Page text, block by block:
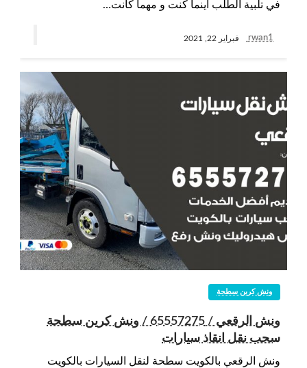
في تلبية الطلب أينما كنت و مهما كانت…
rwan1 فبراير 22, 2021
ونش كرين سطحة
ونش الرقعي / 65557275 / ونش كرين سطحة
سحب نقل انقاذ سيارات
ونش الرقعي بالكويت سطحة لنقل السيارات بالكويت